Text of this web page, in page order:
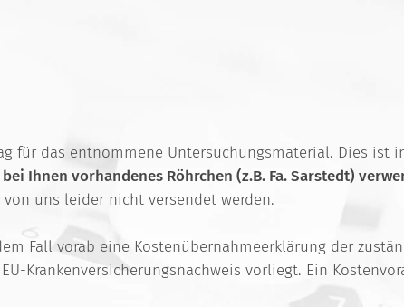
für das entnommene Untersuchungsmaterial. Dies ist
Ihnen vorhandenes Röhrchen (z.B. Fa. Sarstedt)
uns leider nicht versendet werden.
Fall vorab eine Kostenübernahmeerklärung der
Krankenversicherungsnachweis vorliegt. Ein